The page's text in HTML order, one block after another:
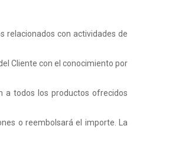
relacionados con actividades de
Cliente con el conocimiento por
a todos los productos ofrecidos
o reembolsará el importe. La